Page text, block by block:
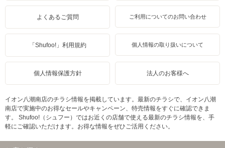
よくあるご質問 ご利用についてのお問い合わせ
「Shufoo!」利用規約 個人情報の取り扱いについて
個人情報保護方針 法人のお客様へ
イオン八潮南店のチラシ情報を掲載しています。最新のチラシで、イオン八潮
南店で実施中のお得なセールやキャンペーン、特売情報をすぐに確認できま
す。 Shufoo!（シュフー）ではお近くの店舗で使える最新のチラシ情報を、手
軽にご確認いただけます。お得な情報をぜひご活用ください。